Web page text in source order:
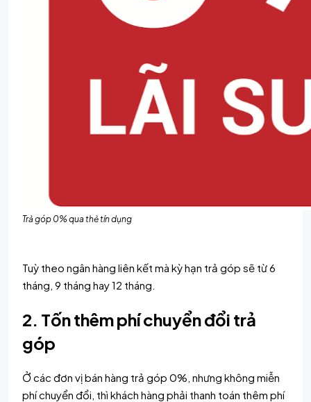
Trả góp 0% qua thẻ tín dụng
Tuỳ theo ngân hàng liên kết mà kỳ hạn trả góp sẽ từ 6
tháng, 9 tháng hay 12 tháng.
2. Tốn thêm phí chuyển đổi trả
góp
Ở các đơn vị bán hàng trả góp 0%, nhưng không miễn
phí chuyển đổi, thì khách hàng phải thanh toán thêm phí